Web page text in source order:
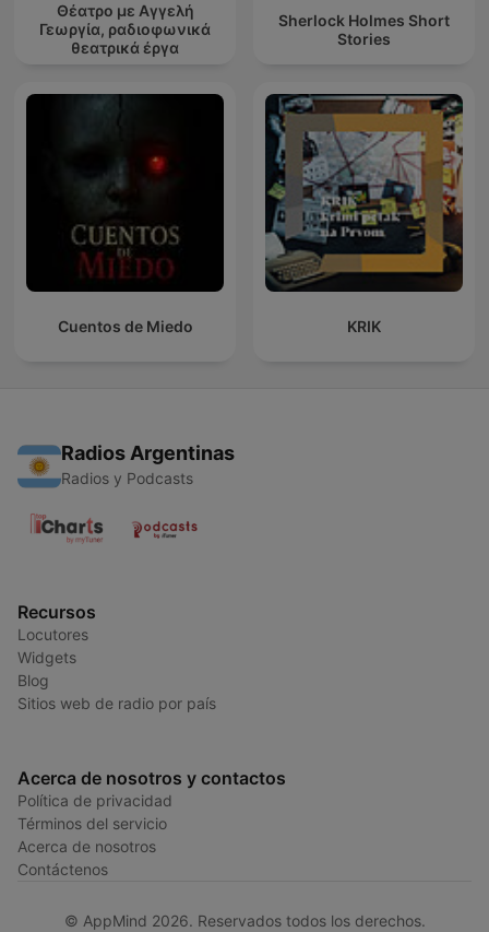
Θέατρο με Αγγελή
Γεωργία, ραδιοφωνικά
θεατρικά έργα
Sherlock Holmes Short
Stories
Cuentos de Miedo KRIK
Radios Argentinas
Radios y Podcasts
Recursos
Locutores
Widgets
Blog
Sitios web de radio por país
Acerca de nosotros y contactos
Política de privacidad
Términos del servicio
Acerca de nosotros
Contáctenos
© AppMind 2026. Reservados todos los derechos.